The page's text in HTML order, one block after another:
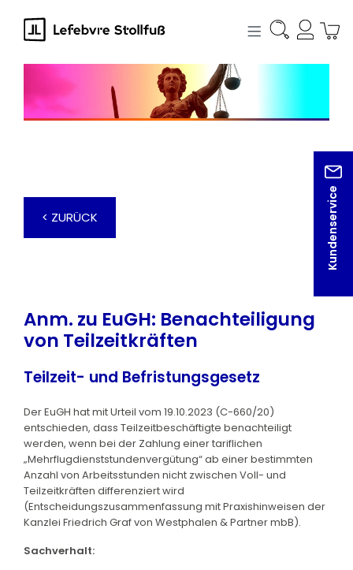
springen
Kundenservice
< ZURÜCK
Anm. zu EuGH: Benachteiligung
von Teilzeitkräften
Teilzeit- und Befristungsgesetz
Der EuGH hat mit Urteil vom 19.10.2023 (C-660/20)
entschieden, dass Teilzeitbeschäftigte benachteiligt
werden, wenn bei der Zahlung einer tariflichen
„Mehrflugdienststundenvergütung“ ab einer bestimmten
Anzahl von Arbeitsstunden nicht zwischen Voll- und
Teilzeitkräften differenziert wird
(Entscheidungszusammenfassung mit Praxishinweisen der
Kanzlei Friedrich Graf von Westphalen & Partner mbB).
Sachverhalt: